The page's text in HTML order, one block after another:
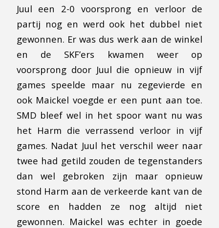
Juul een 2-0 voorsprong en verloor de
partij nog en werd ook het dubbel niet
gewonnen. Er was dus werk aan de winkel
en de SKF’ers kwamen weer op
voorsprong door Juul die opnieuw in vijf
games speelde maar nu zegevierde en
ook Maickel voegde er een punt aan toe.
SMD bleef wel in het spoor want nu was
het Harm die verrassend verloor in vijf
games. Nadat Juul het verschil weer naar
twee had getild zouden de tegenstanders
dan wel gebroken zijn maar opnieuw
stond Harm aan de verkeerde kant van de
score en hadden ze nog altijd niet
gewonnen. Maickel was echter in goede